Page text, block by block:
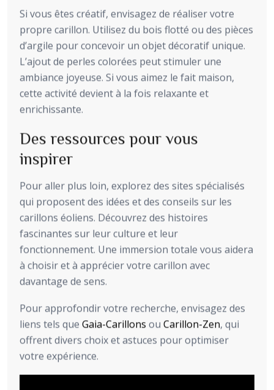
Si vous êtes créatif, envisagez de réaliser votre
propre carillon. Utilisez du bois flotté ou des pièces
d’argile pour concevoir un objet décoratif unique.
L’ajout de perles colorées peut stimuler une
ambiance joyeuse. Si vous aimez le fait maison,
cette activité devient à la fois relaxante et
enrichissante.
Des ressources pour vous
inspirer
Pour aller plus loin, explorez des sites spécialisés
qui proposent des idées et des conseils sur les
carillons éoliens. Découvrez des histoires
fascinantes sur leur culture et leur
fonctionnement. Une immersion totale vous aidera
à choisir et à apprécier votre carillon avec
davantage de sens.
Pour approfondir votre recherche, envisagez des
liens tels que Gaia-Carillons ou Carillon-Zen, qui
offrent divers choix et astuces pour optimiser
votre expérience.